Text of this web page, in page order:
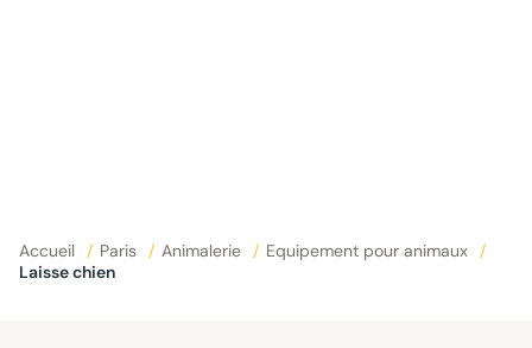
Accueil / Paris / Animalerie / Equipement pour animaux
/
Laisse chien